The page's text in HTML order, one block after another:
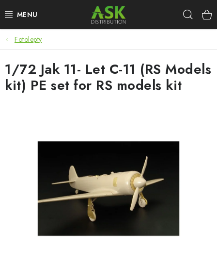
na
WARHAMMER
ASK PRODUKTY
NOVINKY
DOPLŇKY K MODELŮM
BARVY A POMŮCKY
Fotolepty
1/72 Jak 11- Let C-11 (RS Models
kit) PE set for RS models kit